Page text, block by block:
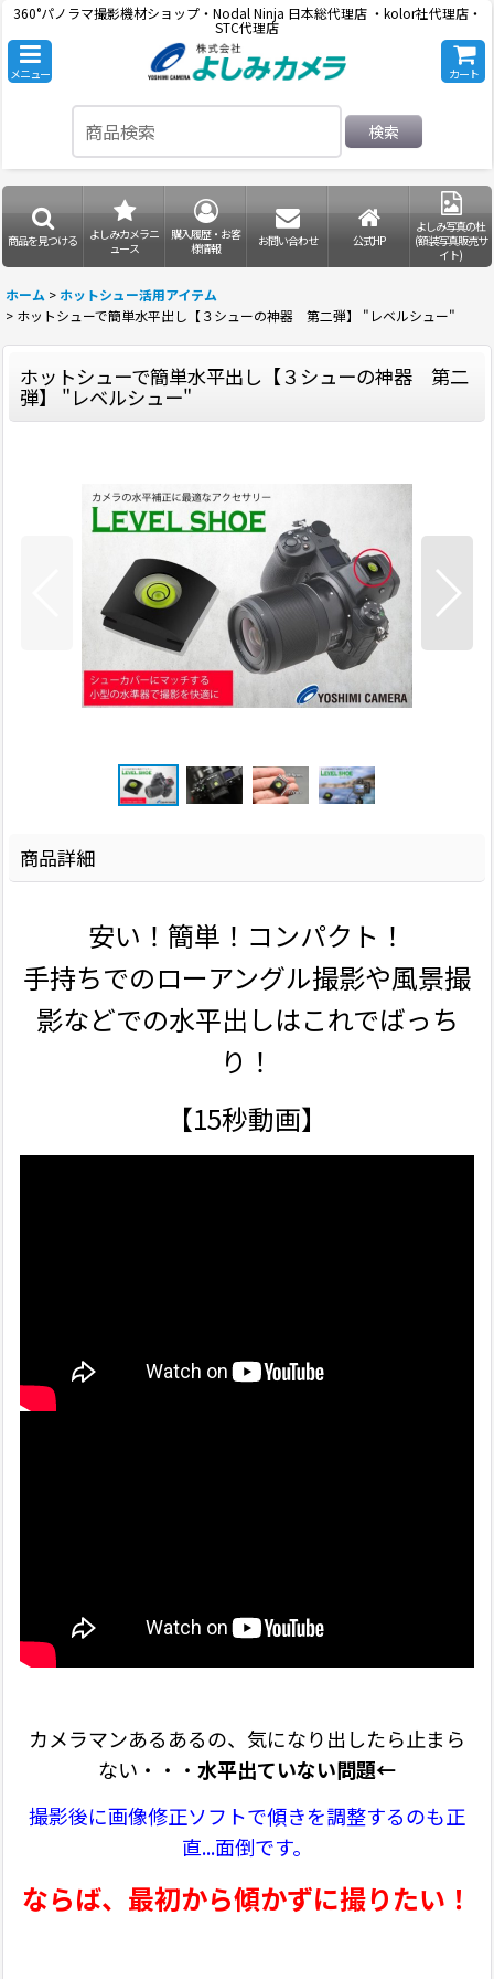
360°パノラマ撮影機材ショップ・Nodal Ninja 日本総代理店 ・kolor社代理店・
STC代理店
メニュー カート
検索
商品を見つける
よしみカメラニ
ュース
購入履歴・お客
様情報
お問い合わせ 公式HP
よしみ写真の杜
(額装写真販売サ
イト)
ホーム > ホットシュー活用アイテム
> ホットシューで簡単水平出し【３シューの神器 第二弾】 "レベルシュー"
ホットシューで簡単水平出し【３シューの神器 第二
弾】 "レベルシュー"
商品詳細
安い！簡単！コンパクト！
手持ちでのローアングル撮影や風景撮
影などでの水平出しはこれでばっち
り！
【15秒動画】
カメラマンあるあるの、気になり出したら止まら
ない・・・ 水平出ていない問題←
撮影後に画像修正ソフトで傾きを調整するのも正
直...面倒です。
ならば、最初から傾かずに撮りたい！